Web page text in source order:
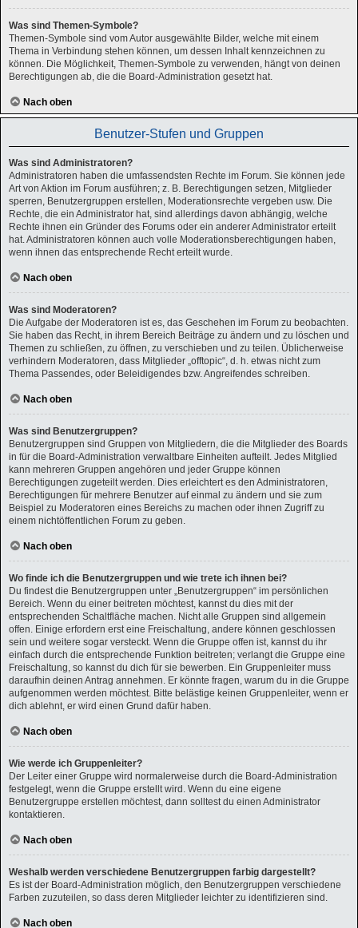
Was sind Themen-Symbole?
Themen-Symbole sind vom Autor ausgewählte Bilder, welche mit einem
Thema in Verbindung stehen können, um dessen Inhalt kennzeichnen zu
können. Die Möglichkeit, Themen-Symbole zu verwenden, hängt von deinen
Berechtigungen ab, die die Board-Administration gesetzt hat.
Nach oben
Benutzer-Stufen und Gruppen
Was sind Administratoren?
Administratoren haben die umfassendsten Rechte im Forum. Sie können jede
Art von Aktion im Forum ausführen; z. B. Berechtigungen setzen, Mitglieder
sperren, Benutzergruppen erstellen, Moderationsrechte vergeben usw. Die
Rechte, die ein Administrator hat, sind allerdings davon abhängig, welche
Rechte ihnen ein Gründer des Forums oder ein anderer Administrator erteilt
hat. Administratoren können auch volle Moderationsberechtigungen haben,
wenn ihnen das entsprechende Recht erteilt wurde.
Nach oben
Was sind Moderatoren?
Die Aufgabe der Moderatoren ist es, das Geschehen im Forum zu beobachten.
Sie haben das Recht, in ihrem Bereich Beiträge zu ändern und zu löschen und
Themen zu schließen, zu öffnen, zu verschieben und zu teilen. Üblicherweise
verhindern Moderatoren, dass Mitglieder „offtopic“, d. h. etwas nicht zum
Thema Passendes, oder Beleidigendes bzw. Angreifendes schreiben.
Nach oben
Was sind Benutzergruppen?
Benutzergruppen sind Gruppen von Mitgliedern, die die Mitglieder des Boards
in für die Board-Administration verwaltbare Einheiten aufteilt. Jedes Mitglied
kann mehreren Gruppen angehören und jeder Gruppe können
Berechtigungen zugeteilt werden. Dies erleichtert es den Administratoren,
Berechtigungen für mehrere Benutzer auf einmal zu ändern und sie zum
Beispiel zu Moderatoren eines Bereichs zu machen oder ihnen Zugriff zu
einem nichtöffentlichen Forum zu geben.
Nach oben
Wo finde ich die Benutzergruppen und wie trete ich ihnen bei?
Du findest die Benutzergruppen unter „Benutzergruppen“ im persönlichen
Bereich. Wenn du einer beitreten möchtest, kannst du dies mit der
entsprechenden Schaltfläche machen. Nicht alle Gruppen sind allgemein
offen. Einige erfordern erst eine Freischaltung, andere können geschlossen
sein und weitere sogar versteckt. Wenn die Gruppe offen ist, kannst du ihr
einfach durch die entsprechende Funktion beitreten; verlangt die Gruppe eine
Freischaltung, so kannst du dich für sie bewerben. Ein Gruppenleiter muss
daraufhin deinen Antrag annehmen. Er könnte fragen, warum du in die Gruppe
aufgenommen werden möchtest. Bitte belästige keinen Gruppenleiter, wenn er
dich ablehnt, er wird einen Grund dafür haben.
Nach oben
Wie werde ich Gruppenleiter?
Der Leiter einer Gruppe wird normalerweise durch die Board-Administration
festgelegt, wenn die Gruppe erstellt wird. Wenn du eine eigene
Benutzergruppe erstellen möchtest, dann solltest du einen Administrator
kontaktieren.
Nach oben
Weshalb werden verschiedene Benutzergruppen farbig dargestellt?
Es ist der Board-Administration möglich, den Benutzergruppen verschiedene
Farben zuzuteilen, so dass deren Mitglieder leichter zu identifizieren sind.
Nach oben